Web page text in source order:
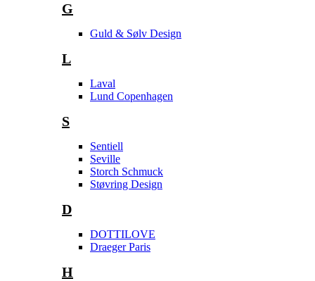
G
Guld & Sølv Design
L
Laval
Lund Copenhagen
S
Sentiell
Seville
Storch Schmuck
Støvring Design
D
DOTTILOVE
Draeger Paris
H